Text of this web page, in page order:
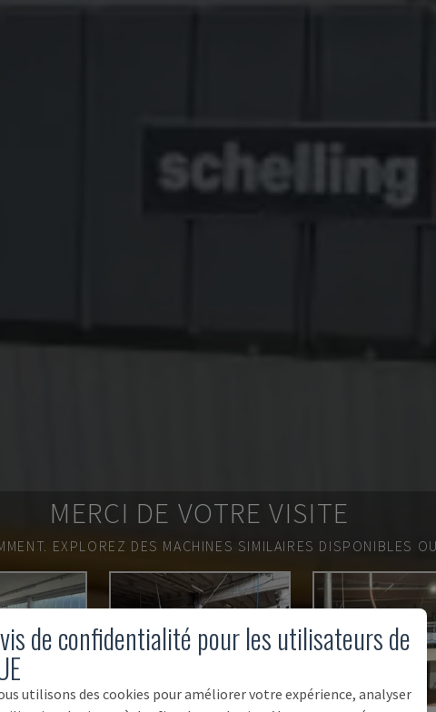
MERCI DE VOTRE VISITE
EXPLOREZ DES MACHINES SIMILAIRES DISPONIBLES
de confidentialité pour les utilisateurs de
utilisons des cookies pour améliorer votre expérience, analyser